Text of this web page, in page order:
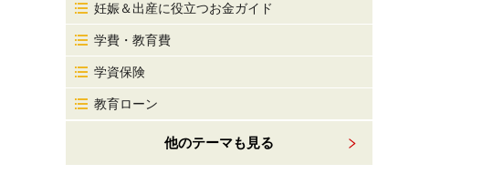
妊娠＆出産に役立つお金ガイド
学費・教育費
学資保険
教育ローン
他のテーマも見る